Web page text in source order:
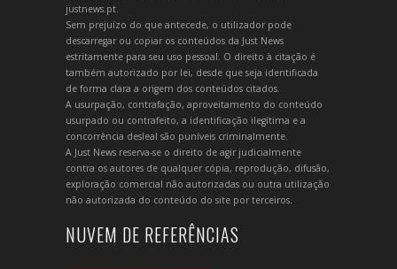
justnews.pt.
Sem prejuízo do que antecede, o utilizador pode
descarregar ou copiar os conteúdos da Just News
estritamente para seu uso pessoal. O direito à citação é
também autorizado por lei, desde que seja identificada
de forma clara a origem dos conteúdos citados.
A usurpação, contrafação, aproveitamento do conteúdo
usurpado ou contrafeito, a identificação ilegítima e a
concorrência desleal são puníveis criminalmente.
A Just News reserva-se o direito de agir judicialmente
contra os autores de qualquer cópia, reprodução, difusão,
exploração comercial não autorizadas ou outra utilização
não autorizada do conteúdo do site por terceiros.
NUVEM DE REFERÊNCIAS